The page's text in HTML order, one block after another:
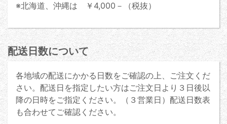
※北海道、沖縄は ￥4,000－（税抜）
配送日数について
各地域の配送にかかる日数をご確認の上、ご注文くだ
さい。配送日を指定したい方はご注文日より３日後以
降の日時をご指定ください。（３営業日）配送日数表
も合わせてご確認ください。